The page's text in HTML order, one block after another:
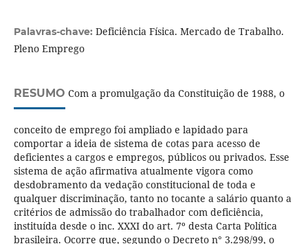
Palavras-chave: Deficiência Física. Mercado de Trabalho.
Pleno Emprego
RESUMO Com a promulgação da Constituição de 1988, o
conceito de emprego foi ampliado e lapidado para
comportar a ideia de sistema de cotas para acesso de
deficientes a cargos e empregos, públicos ou privados. Esse
sistema de ação afirmativa atualmente vigora como
desdobramento da vedação constitucional de toda e
qualquer discriminação, tanto no tocante a salário quanto a
critérios de admissão do trabalhador com deficiência,
instituída desde o inc. XXXI do art. 7º desta Carta Política
brasileira. Ocorre que, segundo o Decreto n° 3.298/99, o